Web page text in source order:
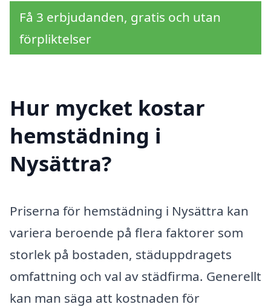
Få 3 erbjudanden, gratis och utan
förpliktelser
Hur mycket kostar
hemstädning i
Nysättra?
Priserna för hemstädning i Nysättra kan
variera beroende på flera faktorer som
storlek på bostaden, städuppdragets
omfattning och val av städfirma. Generellt
kan man säga att kostnaden för